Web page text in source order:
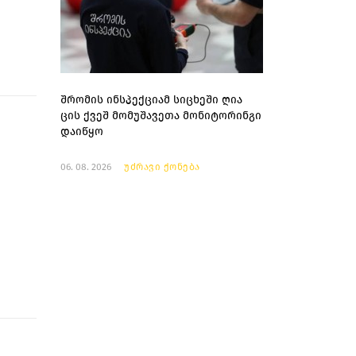
შრომის ინსპექციამ სიცხეში ღია
ცის ქვეშ მომუშავეთა მონიტორინგი
დაიწყო
06. 08. 2026 უძრავი ქონება